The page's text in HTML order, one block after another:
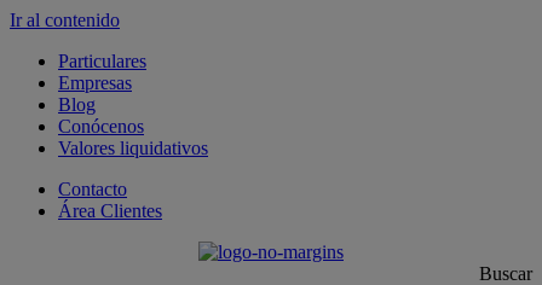
Ir al contenido
Particulares
Empresas
Blog
Conócenos
Valores liquidativos
Contacto
Área Clientes
Buscar